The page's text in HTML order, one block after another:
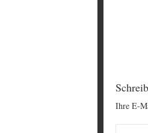
Ihre E-